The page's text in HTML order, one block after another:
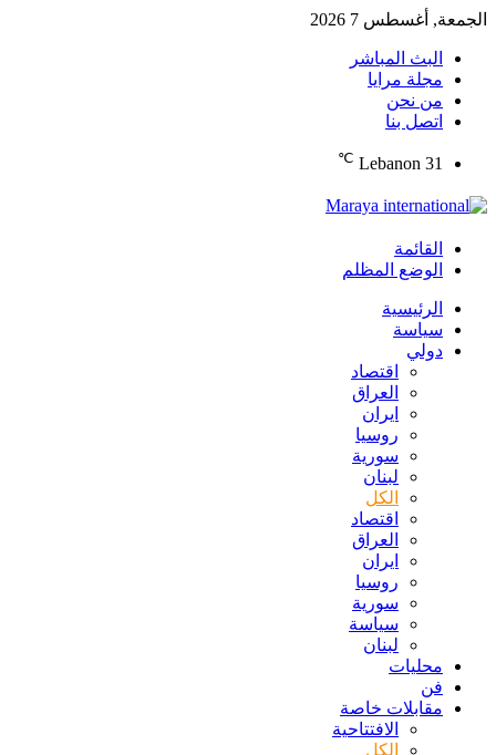
الجمعة, أغسطس 7 2026
البث المباشر
مجلة مرايا
من نحن
اتصل بنا
Lebanon 31
℃
القائمة
الوضع المظلم
الرئيسية
سياسة
دولي
اقتصاد
العراق
ايران
روسيا
سورية
لبنان
الكل
اقتصاد
العراق
ايران
روسيا
سورية
سياسة
لبنان
محليات
فن
مقابلات خاصة
الافتتاحیة
الكل